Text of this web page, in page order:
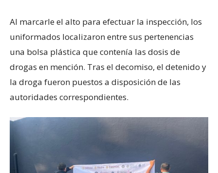
Al marcarle el alto para efectuar la inspección, los
uniformados localizaron entre sus pertenencias
una bolsa plástica que contenía las dosis de
drogas en mención. Tras el decomiso, el detenido y
la droga fueron puestos a disposición de las
autoridades correspondientes.